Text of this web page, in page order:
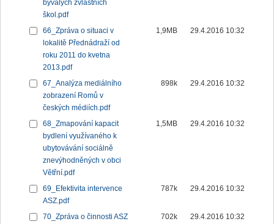
bývalých zvláštních
škol.pdf
66_Zpráva o situaci v
lokalitě Přednádraží od
roku 2011 do kvetna
2013.pdf
1,9MB 29.4.2016 10:32
67_Analýza mediálního
zobrazení Romů v
českých médiích.pdf
898k 29.4.2016 10:32
68_Zmapování kapacit
bydlení využívaného k
ubytovávání sociálně
znevýhodněných v obci
Větřní.pdf
1,5MB 29.4.2016 10:32
69_Efektivita intervence
ASZ.pdf
787k 29.4.2016 10:32
70_Zpráva o činnosti ASZ
702k 29.4.2016 10:32